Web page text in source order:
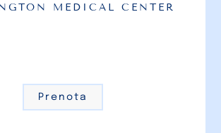
MEDICAL CENTER
Prenota